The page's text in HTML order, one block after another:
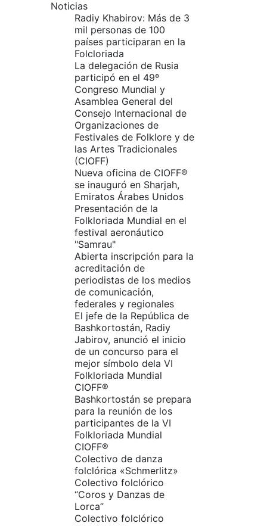
Noticias
Radiy Khabirov: Más de 3
mil personas de 100
países participaran en la
Folcloriada
La delegación de Rusia
participó en el 49º
Congreso Mundial y
Asamblea General del
Consejo Internacional de
Organizaciones de
Festivales de Folklore y de
las Artes Tradicionales
(CIOFF)
Nueva oficina de CIOFF®
se inauguró en Sharjah,
Emiratos Árabes Unidos
Presentación de la
Folkloriada Mundial en el
festival aeronáutico
"Samrau"
Abierta inscripción para la
acreditación de
periodistas de los medios
de comunicación,
federales y regionales
El jefe de la República de
Bashkortostán, Radiy
Jabirov, anunció el inicio
de un concurso para el
mejor símbolo dela VI
Folkloriada Mundial
CIOFF®
Bashkortostán se prepara
para la reunión de los
participantes de la VI
Folkloriada Mundial
CIOFF®
Colectivo de danza
folclórica «Schmerlitz»
Colectivo folclórico
“Coros y Danzas de
Lorca”
Colectivo folclórico